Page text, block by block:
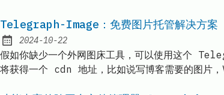
Telegraph-Image：免费图片托管解决方案
Published:
2024-10-22
假如你缺少一个外网图床工具，可以使用这个
将获得一个 cdn 地址，比如说写博客需要的图片，